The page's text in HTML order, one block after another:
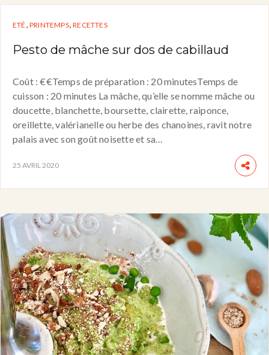
ETÉ ,PRINTEMPS,RECETTES
Pesto de mâche sur dos de cabillaud
Coût : €€Temps de préparation : 20 minutesTemps de
cuisson : 20 minutes La mâche, qu’elle se nomme mâche ou
doucette, blanchette, boursette, clairette, raiponce,
oreillette, valérianelle ou herbe des chanoines, ravit notre
palais avec son goût noisette et sa…
25 AVRIL 2020